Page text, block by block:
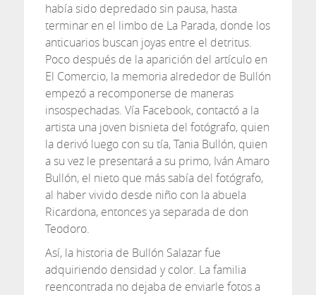
había sido depredado sin pausa, hasta
terminar en el limbo de La Parada, donde los
anticuarios buscan joyas entre el detritus.
Poco después de la aparición del artículo en
El Comercio, la memoria alrededor de Bullón
empezó a recomponerse de maneras
insospechadas. Vía Facebook, contactó a la
artista una joven bisnieta del fotógrafo, quien
la derivó luego con su tía, Tania Bullón, quien
a su vez le presentará a su primo, Iván Amaro
Bullón, el nieto que más sabía del fotógrafo,
al haber vivido desde niño con la abuela
Ricardona, entonces ya separada de don
Teodoro.
Así, la historia de Bullón Salazar fue
adquiriendo densidad y color. La familia
reencontrada no dejaba de enviarle fotos a